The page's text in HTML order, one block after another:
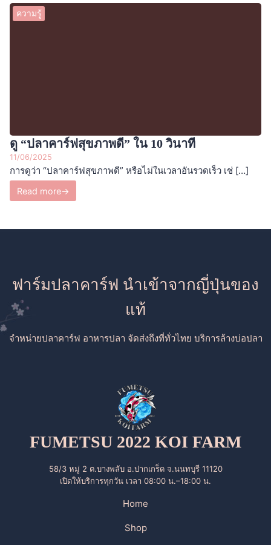
ความรู้
ดู “ปลาคาร์ฟสุขภาพดี” ใน 10 วินาที
11/06/2025
การดูว่า “ปลาคาร์ฟสุขภาพดี” หรือไม่ในเวลาอันรวดเร็ว เช่ […]
Read more→
ฟาร์มปลาคาร์ฟ นำเข้าจากญี่ปุ่นของ
แท้
จำหน่ายปลาคาร์ฟ อาหารปลา จัดส่งถึงที่ทั่วไทย บริการล้างบ่อปลา
FUMETSU 2022 KOI FARM
58/3 หมู่ 2 ต.บางพลับ อ.ปากเกร็ด จ.นนทบุรี 11120
เปิดให้บริการทุกวัน เวลา 08:00 น.–18:00 น.
Home
Shop